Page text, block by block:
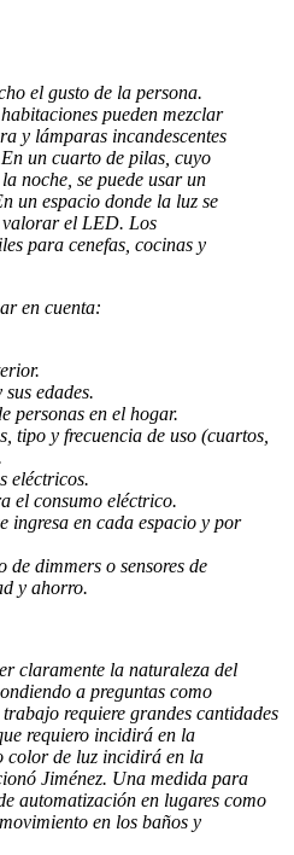
el gusto de la persona.
pueden mezclar
y lámparas incandescentes
un cuarto de pilas, cuyo
noche, se puede usar un
un espacio donde la luz se
valorar el LED. Los
para cenefas, cocinas y
en cuenta:
edades.
personas en el hogar.
tipo y frecuencia de uso (cuartos,
eléctricos.
el consumo eléctrico.
ingresa en cada espacio y por
dimmers o sensores de
y ahorro.
claramente la naturaleza del
a preguntas como
requiere grandes cantidades
requiero incidirá en la
color de luz incidirá en la
Jiménez. Una medida para
automatización en lugares como
en los baños y